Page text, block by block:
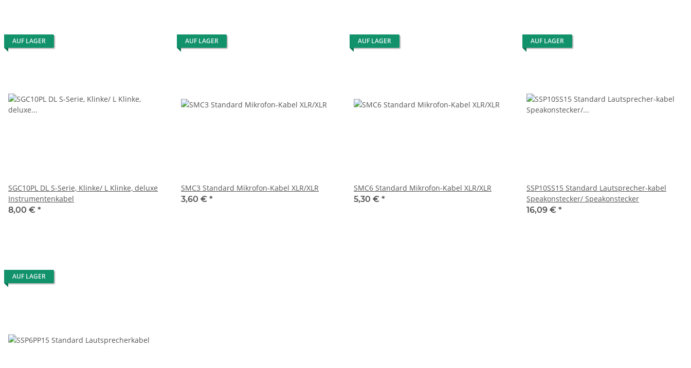
AUF LAGER
SGC10PL DL S-Serie, Klinke/ L Klinke, deluxe
Instrumentenkabel
8,00 € *
AUF LAGER
SMC3 Standard Mikrofon-Kabel XLR/XLR
3,60 € *
AUF LAGER
SMC6 Standard Mikrofon-Kabel XLR/XLR
5,30 € *
AUF LAGER
SSP10SS15 Standard Lautsprecher-kabel
Speakonstecker/ Speakonstecker
16,09 € *
AUF LAGER